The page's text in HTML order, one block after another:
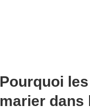
Pourquoi
marier dans